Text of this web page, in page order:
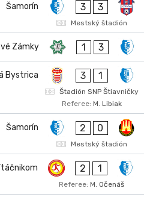
Šamorín 3 3
Mestský štadión
Zámky 1 3
Bystrica 3 1
Štadión SNP Štiavničky
Referee: M. Libiak
Šamorín 2 0
Mestský štadión
2 1
Referee: M. Očenáš